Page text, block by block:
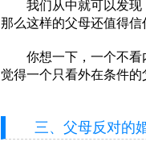
我们从中就可以发现，
那么这样的父母还值得信
你想一下，一个不看
觉得一个只看外在条件
三、父母反对的